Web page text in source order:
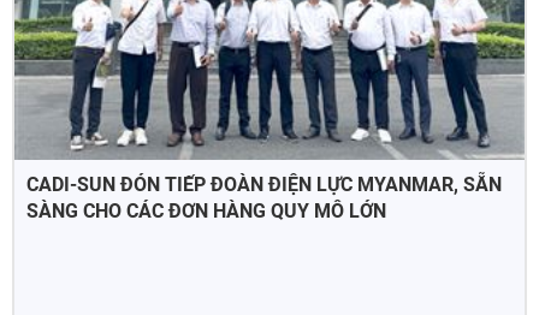
CADI-SUN ĐÓN TIẾP ĐOÀN ĐIỆN LỰC MYANMAR, SẴN
SÀNG CHO CÁC ĐƠN HÀNG QUY MÔ LỚN